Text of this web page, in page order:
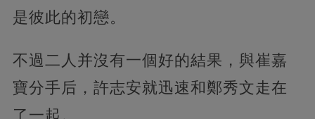
是彼此的初戀。
不過二人并沒有一個好的結果，與崔嘉
寶分手后，許志安就迅速和鄭秀文走在
了一起。